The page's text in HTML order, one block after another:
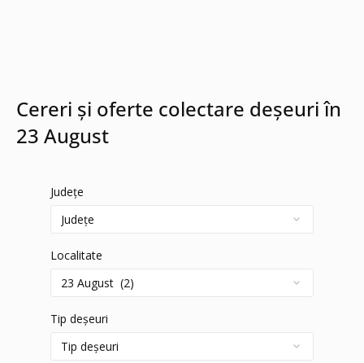
Cereri și oferte colectare deșeuri în
23 August
Județe
Localitate
Tip deșeuri